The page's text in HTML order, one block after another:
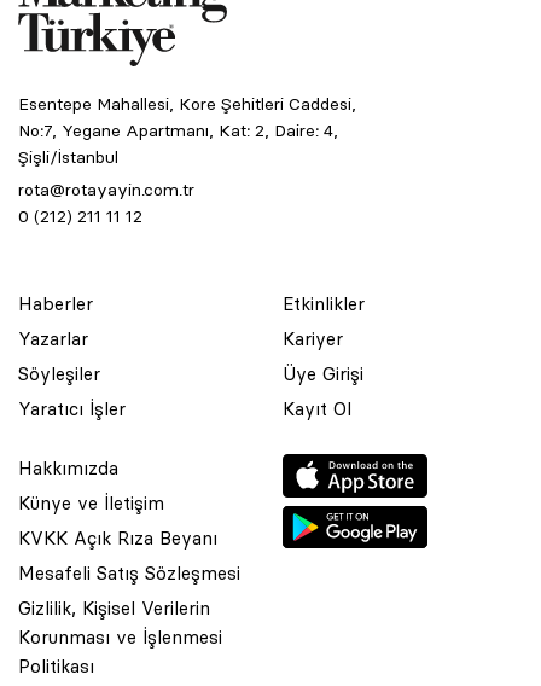
Esentepe Mahallesi, Kore Şehitleri Caddesi,
No:7, Yegane Apartmanı, Kat: 2, Daire: 4,
Şişli/İstanbul
rota@rotayayin.com.tr
0 (212) 211 11 12
Haberler
Yazarlar
Söyleşiler
Yaratıcı İşler
Etkinlikler
Kariyer
Üye Girişi
Kayıt Ol
Hakkımızda
Künye ve İletişim
KVKK Açık Rıza Beyanı
Mesafeli Satış Sözleşmesi
Gizlilik, Kişisel Verilerin
Korunması ve İşlenmesi
Politikası
© 2001 Rota Yayın Yapım Tanıtım Tic. Ltd. Şti. Bu Sitede Bulunan